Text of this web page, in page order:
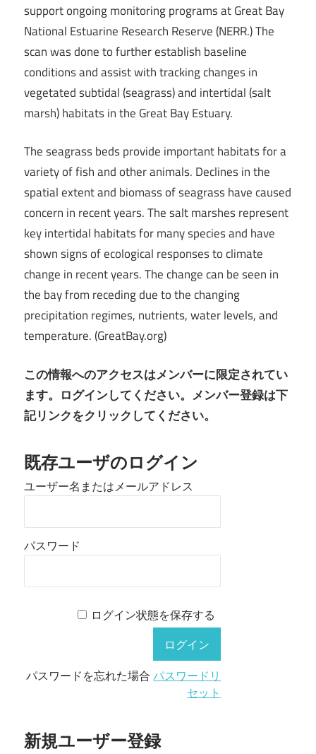
support ongoing monitoring programs at Great Bay
National Estuarine Research Reserve (NERR.) The
scan was done to further establish baseline
conditions and assist with tracking changes in
vegetated subtidal (seagrass) and intertidal (salt
marsh) habitats in the Great Bay Estuary.
The seagrass beds provide important habitats for a
variety of fish and other animals. Declines in the
spatial extent and biomass of seagrass have caused
concern in recent years. The salt marshes represent
key intertidal habitats for many species and have
shown signs of ecological responses to climate
change in recent years. The change can be seen in
the bay from receding due to the changing
precipitation regimes, nutrients, water levels, and
temperature. (GreatBay.org)
この情報へのアクセスはメンバーに限定されてい
ます。ログインしてください。メンバー登録は下
記リンクをクリックしてください。
既存ユーザのログイン
ユーザー名またはメールアドレス
パスワード
ログイン状態を保存する
パスワードを忘れた場合パスワードリ
セット
新規ユーザー登録